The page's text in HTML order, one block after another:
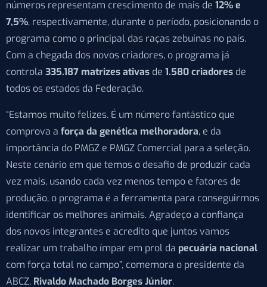
números representam crescimento de mais de 12% e
7,5%, respectivamente, durante o período, posicionando o
programa como o principal das raças zebuínas no país.
Com a chegada dos novos criadores, o programa já
controla 335.187 matrizes ativas de 1.580 criadores de
todos os estados da Federação.
“Estamos muito felizes. É um número fantástico que
comprova a força da genética melhoradora, e da
importância do PMGZ e PMGZ Comercial para a seleção.
Neste cenário em que temos o desafio de produzir cada
vez mais, usando cada vez menos tempo e fatores de
produção, o programa é a ferramenta para conseguirmos
identificar os melhores animais. Agradeço a confiança
dos novos integrantes e acredito que juntos vamos
realizar um trabalho ímpar em prol da pecuária nacional
com força total no campo”, comemora o presidente da
ABCZ, Rivaldo Machado Borges Júnior.